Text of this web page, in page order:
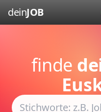
deinJOB
finde